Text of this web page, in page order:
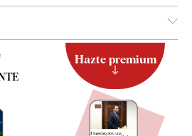
Hazte premium